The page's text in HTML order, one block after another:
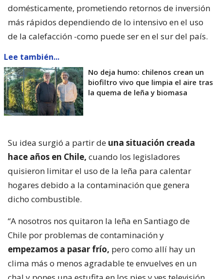
domésticamente, prometiendo retornos de inversión
más rápidos dependiendo de lo intensivo en el uso
de la calefacción -como puede ser en el sur del país.
Lee también...
No deja humo: chilenos crean un
biofiltro vivo que limpia el aire tras
la quema de leña y biomasa
Su idea surgió a partir de una situación creada
hace años en Chile, cuando los legisladores
quisieron limitar el uso de la leña para calentar
hogares debido a la contaminación que genera
dicho combustible.
“A nosotros nos quitaron la leña en Santiago de
Chile por problemas de contaminación y
empezamos a pasar frío, pero como allí hay un
clima más o menos agradable te envuelves en un